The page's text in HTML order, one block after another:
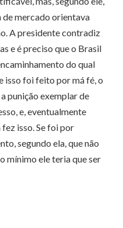
de mercado orientava
A presidente contradiz
e é preciso que o Brasil
do qual
isso foi feito por má fé, o
punição exemplar de
e, eventualmente
isso. Se foi por
segundo ela, que não
mínimo ele teria que ser